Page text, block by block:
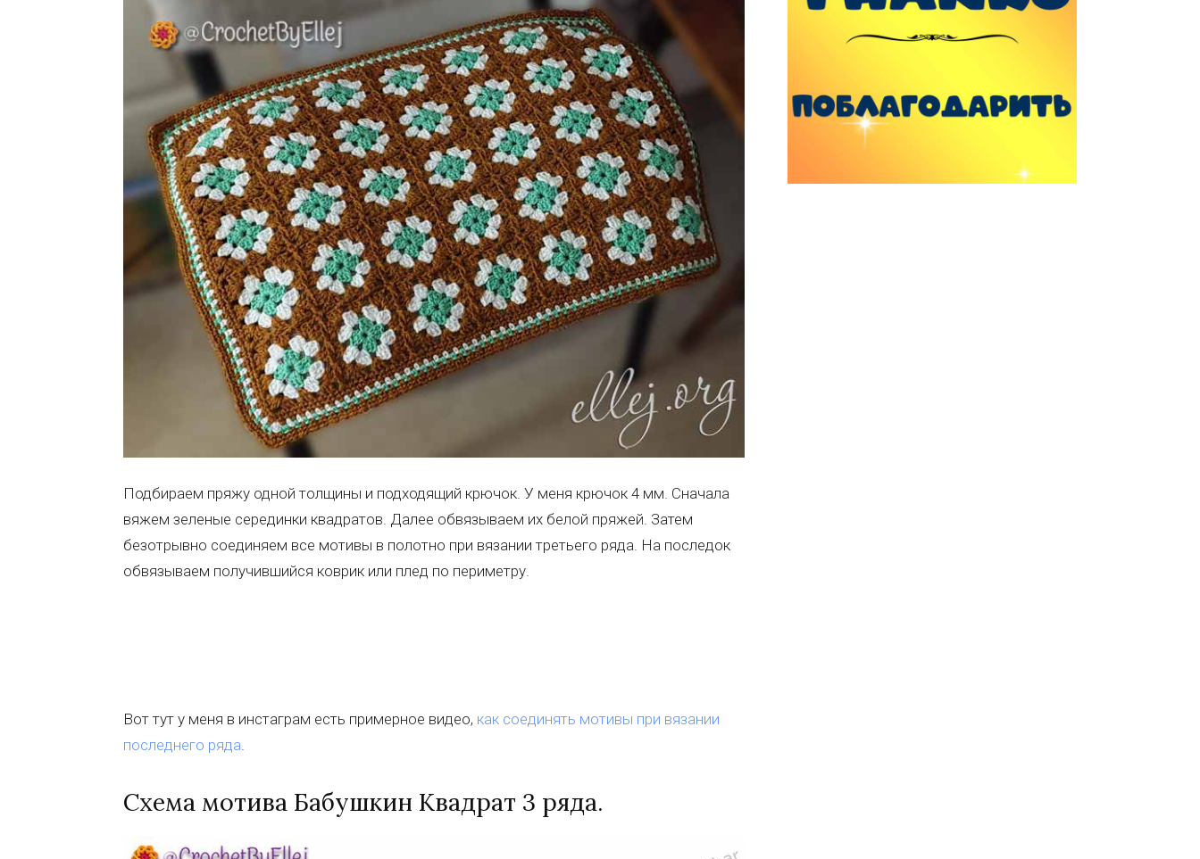
Подбираем пряжу одной толщины и подходящий крючок. У меня крючок 4 мм. Сначала
вяжем зеленые серединки квадратов. Далее обвязываем их белой пряжей. Затем
безотрывно соединяем все мотивы в полотно при вязании третьего ряда. На последок
обвязываем получившийся коврик или плед по периметру.
Вот тут у меня в инстаграм есть примерное видео, как соединять мотивы при вязании
последнего ряда.
Схема мотива Бабушкин Квадрат 3 ряда.